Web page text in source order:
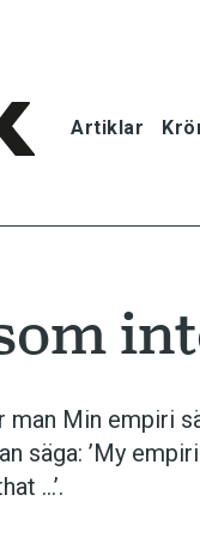
Artiklar
Krönikor
man Min empiri
säga: ’My
…’.